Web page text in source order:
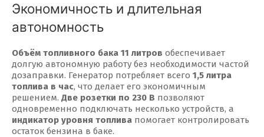
Экономичность и длительная
автономность
Объём топливного бака 11 литров обеспечивает
долгую автономную работу без необходимости частой
дозаправки. Генератор потребляет всего 1,5 литра
топлива в час, что делает его экономичным
решением. Две розетки по 230 В позволяют
одновременно подключать несколько устройств, а
индикатор уровня топлива помогает контролировать
остаток бензина в баке.